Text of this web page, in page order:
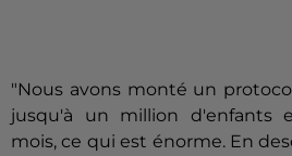
"Nous avons monté un
jusqu'à un million d'enfants
mois, ce qui est énorme. En